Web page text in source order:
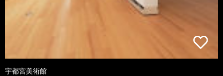
宇都宮美術館